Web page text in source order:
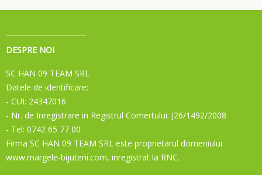
DESPRE NOI
SC HAN 09 TEAM SRL
Datele de identificare:
- CUI: 24347016
- Nr. de Inregistrare in Registrul Comertului: J26/1492/2008
- Tel: 0742 65 77 00
Firma SC HAN 09 TEAM SRL este proprietarul domeniului
www.margele-bijuterii.com, inregistrat la RNC.